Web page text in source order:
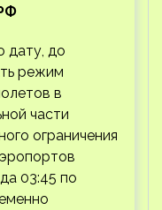
дату, до
режим
в
части
ограничения
03:45 по